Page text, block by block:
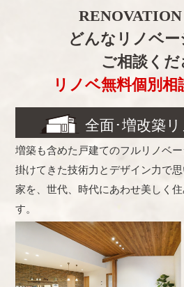
どんなリノベー
ご相談くだ
リノベ無料個別相
全面･増改築
増築も含めた戸建てのフルリノベ
掛けてきた技術力とデザイン力で
家を、世代、時代にあわせ美しく
す。